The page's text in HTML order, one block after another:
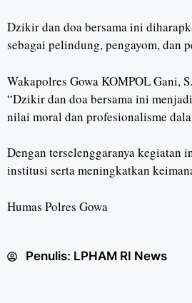
Dzikir dan doa bersama ini
sebagai pelindung, pengayom, dan
Wakapolres Gowa KOMPOL Gani,
“Dzikir dan doa bersama ini
nilai moral dan profesionalisme
Dengan terselenggaranya kegiatan
institusi serta meningkatkan
Humas Polres Gowa
Penulis: LPHAM RI News